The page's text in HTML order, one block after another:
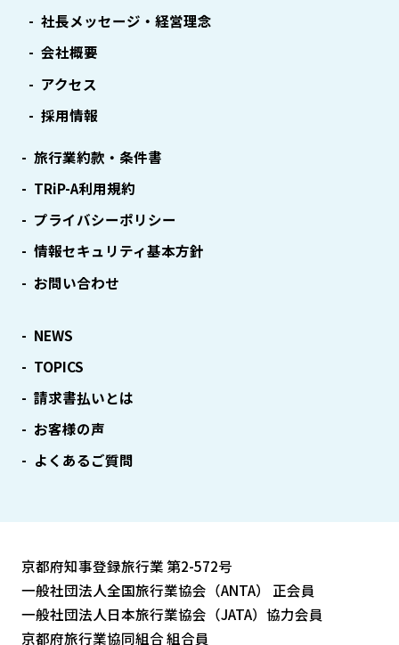
社長メッセージ・経営理念
会社概要
アクセス
採用情報
旅行業約款・条件書
TRiP-A利用規約
プライバシーポリシー
情報セキュリティ基本方針
お問い合わせ
NEWS
TOPICS
請求書払いとは
お客様の声
よくあるご質問
京都府知事登録旅行業 第2-572号
一般社団法人全国旅行業協会（ANTA） 正会員
一般社団法人日本旅行業協会（JATA）協力会員
京都府旅行業協同組合 組合員